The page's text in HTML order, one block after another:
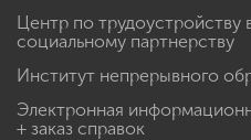
Центр по трудоустройству
социальному партнерству
Институт непрерывного
Электронная
+ заказ справок